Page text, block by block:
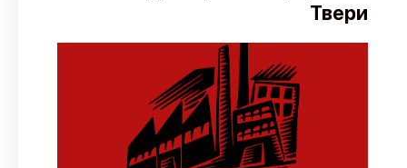
Карта событий
Трудовые конфликты
Отчеты
Предложить публикацию
Твери